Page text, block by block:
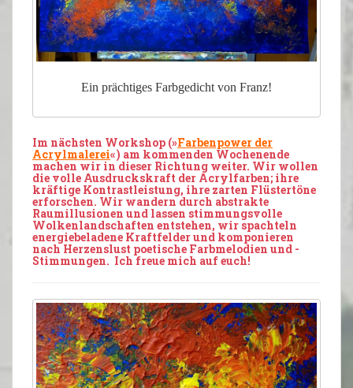
Ein prächtiges Farbgedicht von Franz!
Im nächsten Workshop (»Farbenpower der
Acrylmalerei«) am kommenden Wochenende
machen wir in dieser Richtung weiter. Wir wollen
die volle Ausdruckskraft der Acrylfarben; ihre
kräftige Kontrastleistung, ihre zarten Flüstertöne
erforschen. Wir wandern durch abstrakte
Raumillusionen und lassen stimmungsvolle
Wolkenlandschaften entstehen, wir spachteln
energiebeladene Kraftfelderund komponieren
nach Herzenslust poetische Farbmelodien und -
Stimmungen. Ich freue mich auf euch!